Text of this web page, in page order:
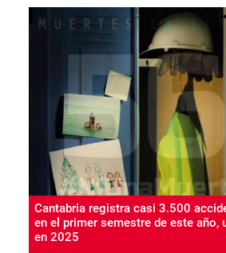
Cantabria registra casi 3.500
en el primer semestre de este año,
en 2025